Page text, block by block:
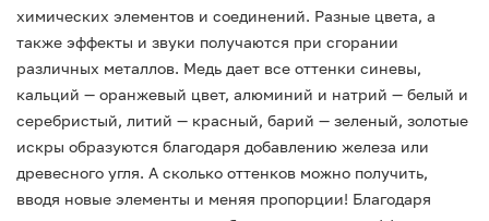
химических элементов и соединений. Разные цвета, а
также эффекты и звуки получаются при сгорании
различных металлов. Медь дает все оттенки синевы,
кальций — оранжевый цвет, алюминий и натрий — белый и
серебристый, литий — красный, барий — зеленый, золотые
искры образуются благодаря добавлению железа или
древесного угля. А сколько оттенков можно получить,
вводя новые элементы и меняя пропорции! Благодаря